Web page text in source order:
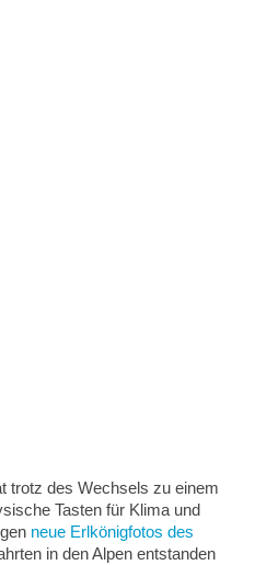
trotz des Wechsels zu einem
Tasten für Klima und
neue Erlkönigfotos des
in den Alpen entstanden